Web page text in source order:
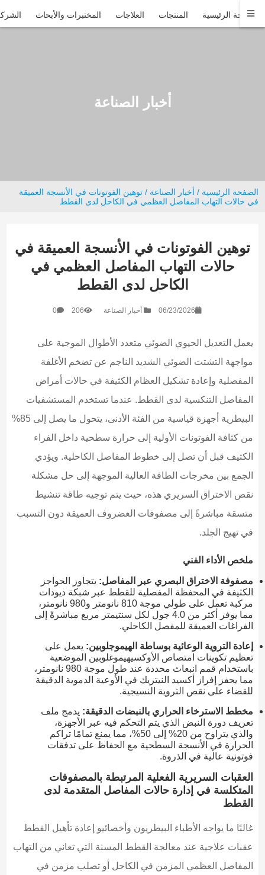
الصفحة الرئيسية المنتجات العلاجات المختبرات والأبحاث
أخبار الصناعة
الصفحة الرئيسية / أخبار الصناعة / توهين الفوتونات في الأنسجة العميقة
في حالات التهاب المفاصل العظمي في الكاحل لدى القطط
توهين الفوتونات في الأنسجة العميقة في
حالات التهاب المفاصل العظمي في
الكاحل لدى القطط
06/23/2026 أخبار الصناعة 206
0
يعمل التعديل الحيوي الضوئي متعدد الأطوال الموجية على
مواجهة التشتت الضوئي الشديد الناجم عن تضخم الأغلفة
المفصلية وإعادة تشكيل العظام الكثيفة في حالات أمراض
المفاصل التنكسية لدى القطط. عندما تستخدم المستشفيات
البيطرية أجهزة قياسية من الفئة الأدنى، يتحول ما يصل إلى 85%
من كثافة الفوتونات الأولية إلى حرارة سطحية داخل الفراء
الكثيف قبل أن تصل إلى خطوط المفاصل الكاحلية. ويؤدي
الجمع بين مخرجات الطاقة العالية الموجهة إلى حل مشكلة
نقص الاختراق السريري هذه، حيث يتم توجيه طاقة تنشيط
متسقة مباشرةً إلى مصفوفات الغضروف العميقة دون التسبب
في تهيج الجلد.
ملخص الأداء الفني
مصفوفة الاختراق البصري عبر المفاصل: يتجاوز الحواجز
الكثيفة في المحفظة المفصلية للقطط عبر شبكة ديودات
مركبة تعمل على طولي موجة 810 نانومتر و980 نانومتر،
مما يوفر أكثر من 4.0 جول لكل سنتيمتر مربع مباشرةً إلى
الفراغات العميقة للمفصل الكاحلي.
إعادة التروية الوعائية بوساطة الهيموجلوبين: يعمل على
تعظيم تكوينات امتصاص الأوكسيهيموغلوبين الموضعية
باستخدام قمم انبعاث محددة عند طول موجة 980 نانومتر،
مما يحفز إفراز أكسيد النيتريك في الأوعية الدموية الدقيقة
للقضاء على نقص التروية النسيجية.
مخطط الاسترخاء الحراري بالنبضات الدقيقة: يدمج ملف
تعريف دورة النبض الذي يتم التحكم فيه عبر الأجهزة،
والذي يتراوح من 20% إلى 50%، مما يمنع تمامًا تراكم
الحرارة في الأنسجة السطحية مع الحفاظ على تدفقات
فوتونية عالية في الذروة.
العقبات السريرية الفعلية المرتبطة بالمصفوفات
المتكلسة في إدارة حالات المفاصل المتقدمة لدى
القطط
غالبًا ما يواجه الأطباء البيطريون وأخصائيو إعادة تأهيل القطط
عقبات علاجية عند معالجة القطط المسنة التي تعاني من التهاب
المفاصل العظمي المزمن في الكاحل أو تصلب مزمن في